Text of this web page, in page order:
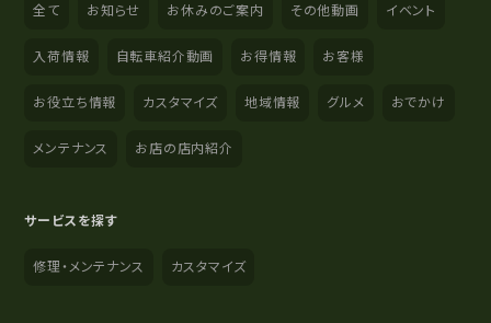
全て お知らせ お休みのご案内 その他動画 イベント
入荷情報 自転車紹介動画 お得情報 お客様
お役立ち情報 カスタマイズ 地域情報 グルメ おでかけ
メンテナンス お店の店内紹介
サービスを探す
修理・メンテナンス カスタマイズ